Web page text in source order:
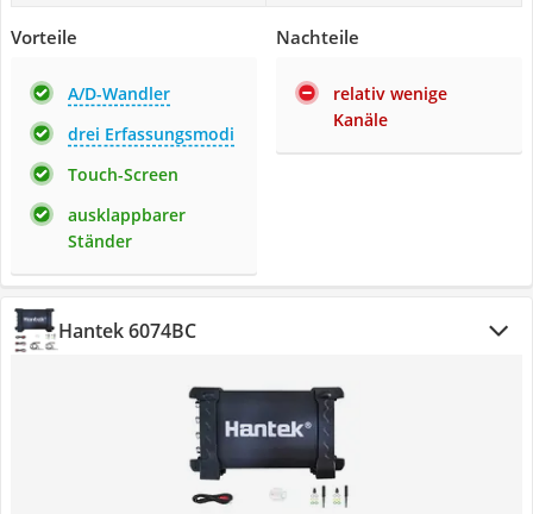
Vorteile
A/D-Wandler
drei Erfassungsmodi
Touch-Screen
ausklappbarer
Ständer
Nachteile
relativ wenige
Kanäle
Hantek 6074BC